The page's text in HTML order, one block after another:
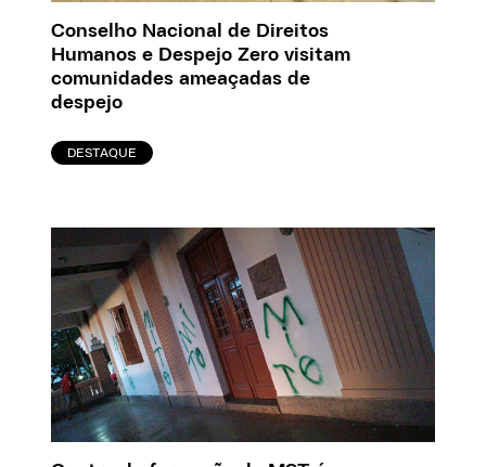
Conselho Nacional de Direitos
Humanos e Despejo Zero visitam
comunidades ameaçadas de
despejo
DESTAQUE